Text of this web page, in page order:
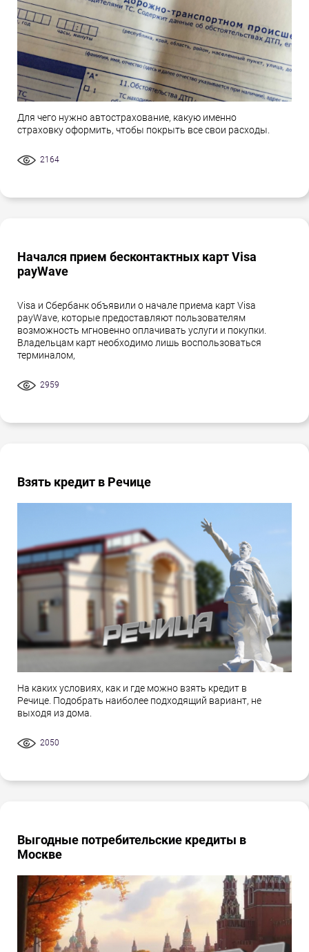
Для чего нужно автострахование, какую именно
страховку оформить, чтобы покрыть все свои расходы.
2164
Начался прием бесконтактных карт Visa
payWave
Visa и Сбербанк объявили о начале приема карт Visa
payWave, которые предоставляют пользователям
возможность мгновенно оплачивать услуги и покупки.
Владельцам карт необходимо лишь воспользоваться
терминалом,
2959
Взять кредит в Речице
На каких условиях, как и где можно взять кредит в
Речице. Подобрать наиболее подходящий вариант, не
выходя из дома.
2050
Выгодные потребительские кредиты в
Москве